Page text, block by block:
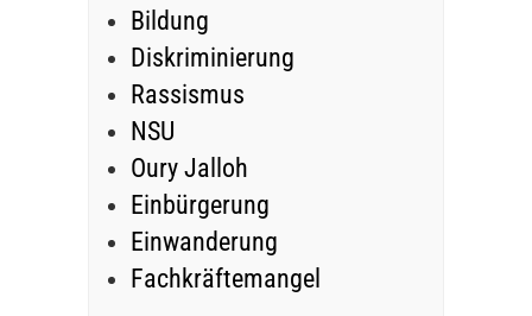
Bildung
Diskriminierung
Rassismus
NSU
Oury Jalloh
Einbürgerung
Einwanderung
Fachkräftemangel